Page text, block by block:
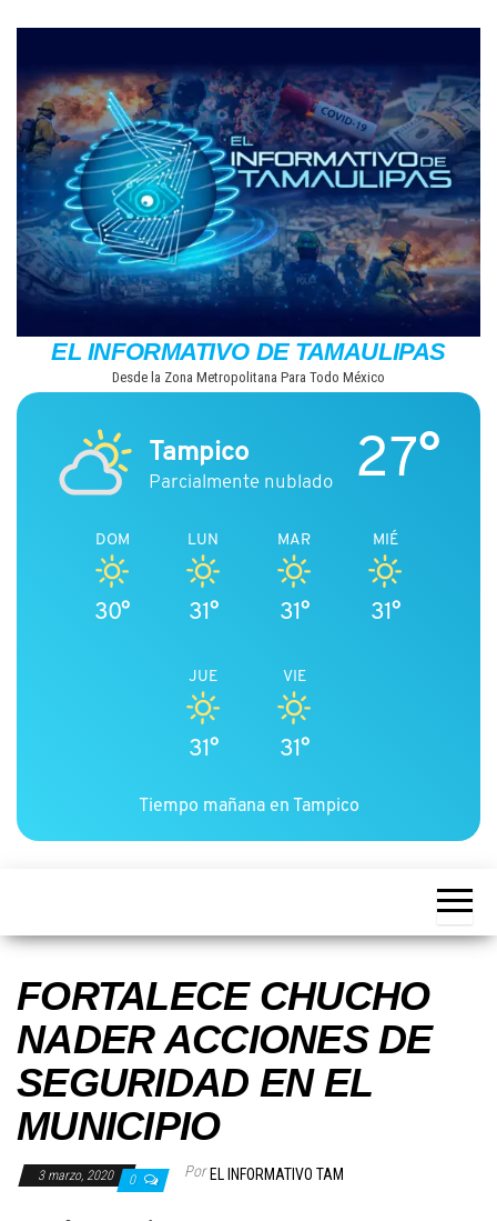
contenido
EL INFORMATIVO DE TAMAULIPAS
Desde la Zona Metropolitana Para Todo México
Tampico
Parcialmente nublado 27°
DOM
30°
LUN
31°
MAR
31°
MIÉ
31°
JUE
31°
VIE
31°
Tiempo mañana en Tampico
FORTALECE CHUCHO
NADER ACCIONES DE
SEGURIDAD EN EL
MUNICIPIO
3 marzo, 2020 0 Por EL INFORMATIVO TAM